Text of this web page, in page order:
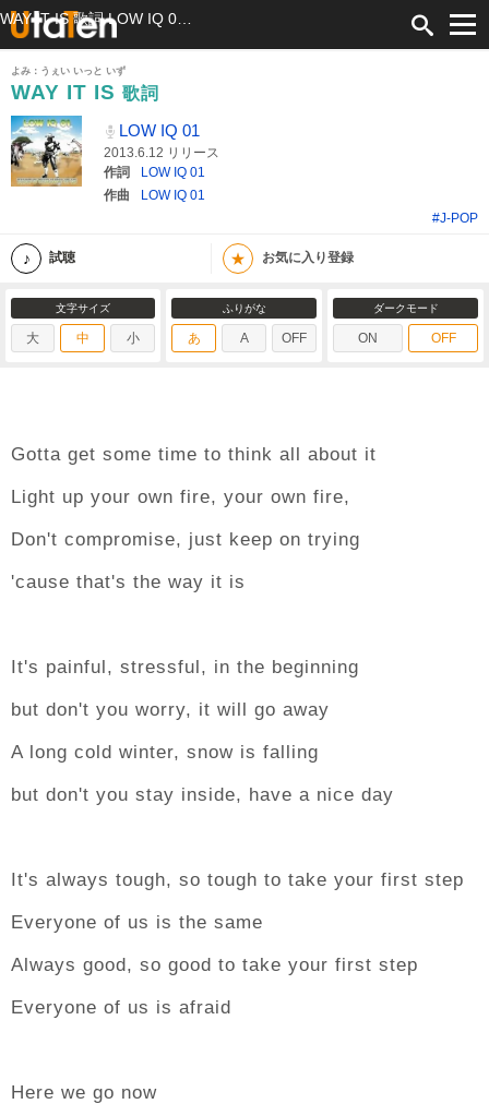
よみ：うぇい いっと いず
WAY IT IS 歌詞
LOW IQ 01
2013.6.12 リリース
作詞
LOW IQ 01
作曲
LOW IQ 01
#J-POP
試聴 ★ お気に入り登録
文字サイズ
大 中 小
ふりがな
あ A OFF
ダークモード
ON OFF
Gotta get some time to think all about it
Light up your own fire, your own fire,
Don't compromise, just keep on trying
'cause that's the way it is
It's painful, stressful, in the beginning
but don't you worry, it will go away
A long cold winter, snow is falling
but don't you stay inside, have a nice day
It's always tough, so tough to take your first step
Everyone of us is the same
Always good, so good to take your first step
Everyone of us is afraid
Here we go now